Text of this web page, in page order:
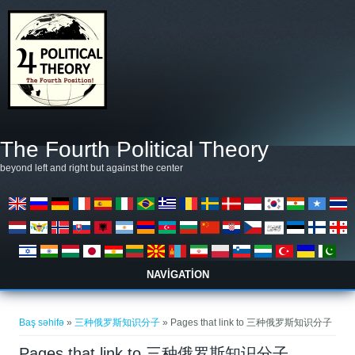
The Fourth Political Theory
beyond left and right but against the center
NAVIGATION
Baş səhifə »三种俄罗斯知识分子 » Pages that link to 三种俄罗斯知识分子